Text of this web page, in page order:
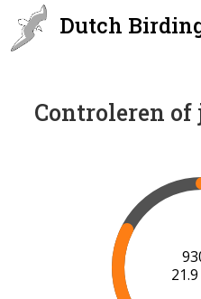
Dutch
Controleren of